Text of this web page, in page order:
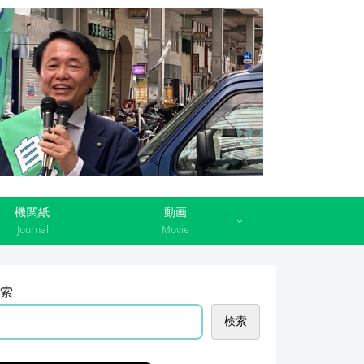
機関紙
Journal
動画
Movie
検索